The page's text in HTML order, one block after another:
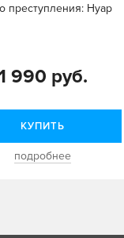
преступления: Нуар
990 руб.
КУПИТЬ
подробнее